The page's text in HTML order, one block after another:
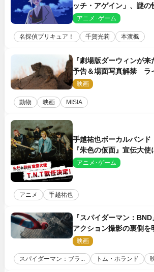
ッチ・アゲイン」、謎の
告状が届く
アニメ･ゲーム
名探偵プリキュア！ 千賀光莉 本渡楓
『劇場版ダーウィンが来
予告＆場面写真解禁 ラ
の赤ちゃんが大集合
映画
動物 映画 MISIA
手越祐也ボーカルバンド
『朱色の仮面』宣伝大使
アニメ･ゲーム
アニメ 手越祐也
『スパイダーマン：
アクション撮影の裏側を
映画
スパイダーマン：ブラ... トム・ホランド